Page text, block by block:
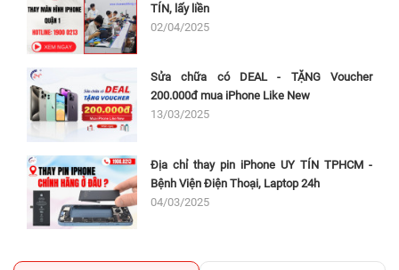
TÍN, lấy liền
02/04/2025
Sửa chữa có DEAL - TẶNG Voucher
200.000đ mua iPhone Like New
13/03/2025
Địa chỉ thay pin iPhone UY TÍN TPHCM -
Bệnh Viện Điện Thoại, Laptop 24h
04/03/2025